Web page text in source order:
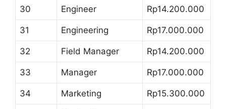
30 Engineer Rp14.200.000
31 Engineering Rp17.000.000
32 Field Manager Rp14.200.000
33 Manager Rp17.000.000
34 Marketing Rp15.300.000